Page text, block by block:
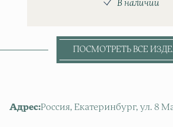
В наличии
ПОСМОТРЕТЬ ВСЕ
Адрес:Россия, Екатеринбург, ул. 8